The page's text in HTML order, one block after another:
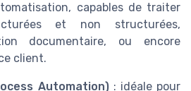
capables de traiter
et non structurées,
documentaire, ou encore
client.
Automation): idéale pour